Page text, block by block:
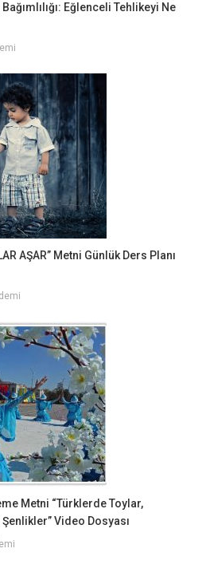
Eğlenceli Tehlikeyi Ne
AŞAR” Metni Günlük Ders Planı
Metni “Türklerde Toylar,
Video Dosyası